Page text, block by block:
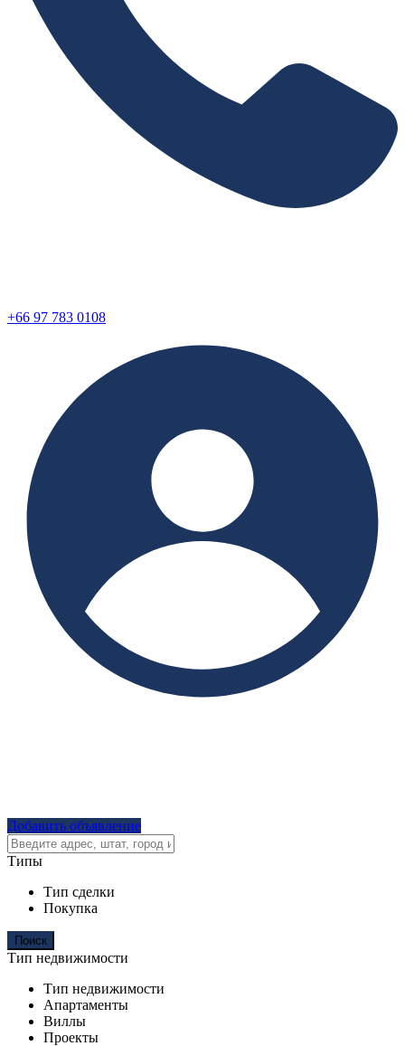
+66 97 783 0108
Добавить объявление
Типы
Тип сделки
Покупка
Тип недвижимости
Тип недвижимости
Апартаменты
Виллы
Проекты